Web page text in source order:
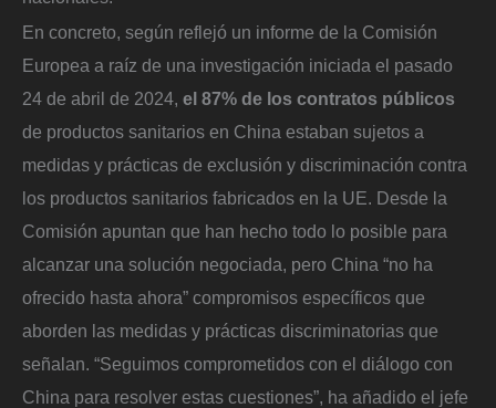
En concreto, según reflejó un informe de la Comisión
Europea a raíz de una investigación iniciada el pasado
24 de abril de 2024, el 87% de los contratos públicos
de productos sanitarios en China estaban sujetos a
medidas y prácticas de exclusión y discriminación contra
los productos sanitarios fabricados en la UE. Desde la
Comisión apuntan que han hecho todo lo posible para
alcanzar una solución negociada, pero China “no ha
ofrecido hasta ahora” compromisos específicos que
aborden las medidas y prácticas discriminatorias que
señalan. “Seguimos comprometidos con el diálogo con
China para resolver estas cuestiones”, ha añadido el jefe